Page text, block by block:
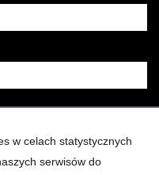
w celach statystycznych
serwisów do